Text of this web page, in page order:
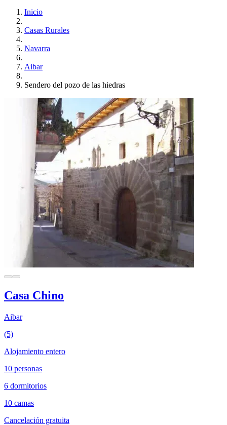
Inicio
Casas Rurales
Navarra
Aibar
Sendero del pozo de las hiedras
Casa Chino
Aibar
(5)
Alojamiento entero
10 personas
6 dormitorios
10 camas
Cancelación gratuita